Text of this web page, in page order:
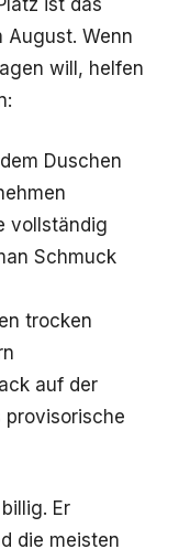
ist das
August. Wenn
will, helfen
Duschen
vollständig
Schmuck
trocken
auf der
provisorische
Er
die meisten